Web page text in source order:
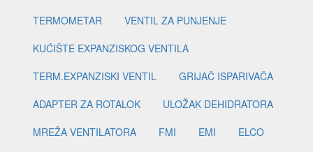
TERMOMETAR
VENTIL ZA PUNJENJE
KUĆIŠTE EXPANZISKOG VENTILA
TERM.EXPANZISKI VENTIL
GRIJAČ ISPARIVAČA
ADAPTER ZA ROTALOK
ULOŽAK DEHIDRATORA
MREŽA VENTILATORA
FMI EMI
ELCO